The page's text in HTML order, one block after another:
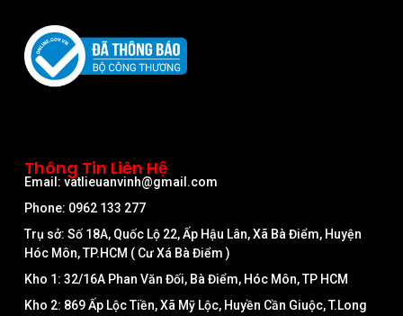
Thông Tin Liên Hệ
Email: vatlieuanvinh@gmail.com
Phone: 0962 133 277
Trụ sở: Số 18A, Quốc Lộ 22, Ấp Hậu Lân, Xã Bà Điểm, Huyện
Hóc Môn, TP.HCM ( Cư Xá Bà Điểm )
Kho 1: 32/16A Phan Văn Đối, Bà Điểm, Hóc Môn, TP HCM
Kho 2: 869 Ấp Lộc Tiền, Xã Mỹ Lộc, Huyền Cần Giuộc, T.Long